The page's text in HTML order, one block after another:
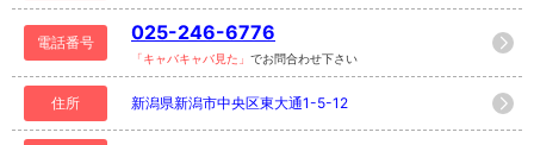
電話番号 025-246-6776
「キャバキャバ見た」 でお問合わせ下さい
住所 新潟県新潟市中央区東大通1-5-12